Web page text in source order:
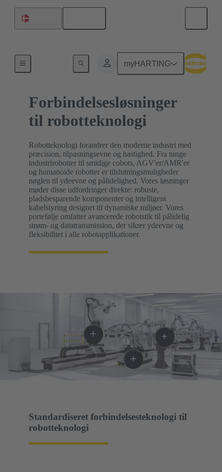
myHARTING
Forbindelsesløsninger
til robotteknologi
Robotteknologi forandrer den moderne industri med
præcision, tilpasningsevne og hastighed. Fra tunge
industrirobotter til smidige cobots, AGV'er/AMR'er
og humanoide robotter er tilslutningsmuligheder
nøglen til ydeevne og pålidelighed. Vores løsninger
møder disse udfordringer direkte: robuste,
pladsbesparende komponenter og intelligent
kabelstyring designet til dynamiske miljøer. Vores
portefølje omfatter avancerede robotstik til pålidelig
strøm- og datatransmission, der sikrer ydeevne og
fleksibilitet i alle robotapplikationer.
Standardiseret forbindelsesteknologi til
robotteknologi